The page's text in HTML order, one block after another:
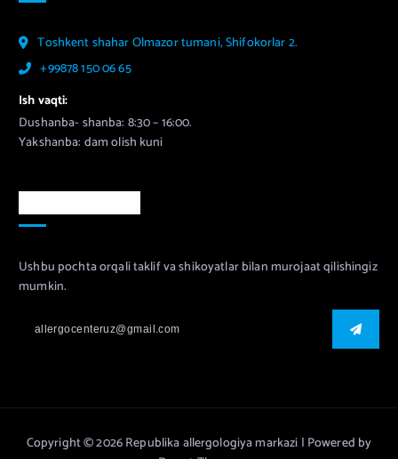
Toshkent shahar Olmazor tumani, Shifokorlar 2.
+99878 150 06 65
Ish vaqti:
Dushanba- shanba: 8:30 – 16:00.
Yakshanba: dam olish kuni
Ushbu pochta orqali taklif va shikoyatlar bilan murojaat qilishingiz
mumkin.
Copyright © 2026 Republika allergologiya markazi | Powered by